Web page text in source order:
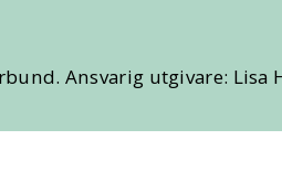
Ansvarig utgivare: Lisa